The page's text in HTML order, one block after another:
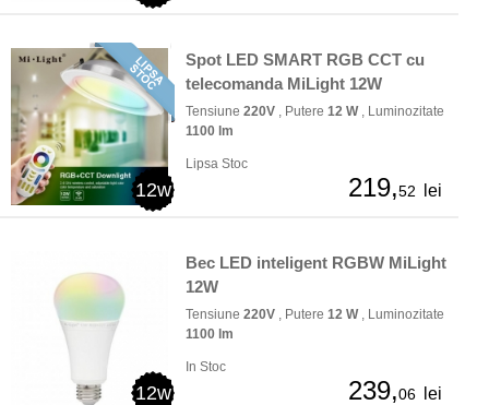
12w
Spot LED SMART RGB CCT cu
telecomanda MiLight 12W
Tensiune 220V , Putere 12 W, Luminozitate
1100 lm
Lipsa Stoc
219,52 lei
12w
Bec LED inteligent RGBW MiLight
12W
Tensiune 220V , Putere 12 W, Luminozitate
1100 lm
In Stoc
239,06 lei